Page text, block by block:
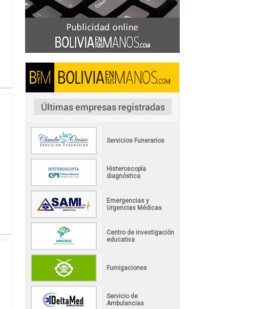
Servicios Funerarios
Histeroscopía
diagnóstica
Emergencias y
Urgencias Médicas
Centro de investigación
educativa
Fumigaciones
Servicio de
Ambulancias